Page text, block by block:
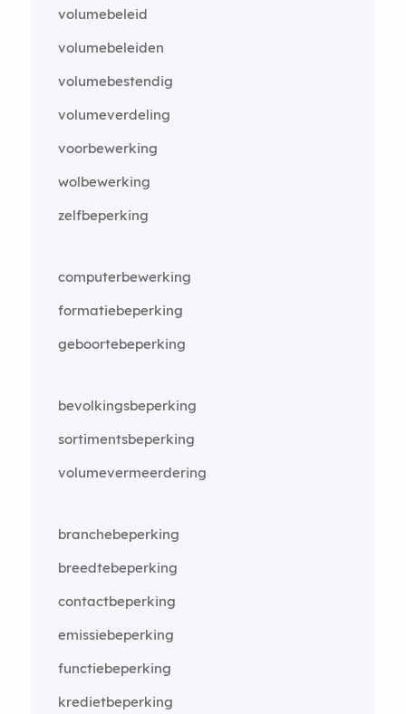
volumebeleid
volumebeleiden
volumebestendig
volumeverdeling
voorbewerking
wolbewerking
zelfbeperking
computerbewerking
formatiebeperking
geboortebeperking
bevolkingsbeperking
sortimentsbeperking
volumevermeerdering
branchebeperking
breedtebeperking
contactbeperking
emissiebeperking
functiebeperking
kredietbeperking